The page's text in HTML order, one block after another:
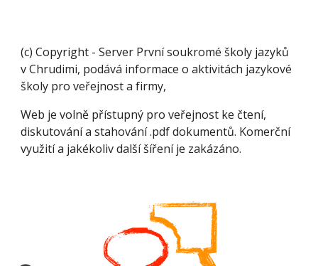
(c) Copyright - Server První soukromé školy jazyků
v Chrudimi, podává informace o aktivitách jazykové
školy pro veřejnost a firmy,
Web je volně přístupný pro veřejnost ke čtení,
diskutování a stahování .pdf dokumentů. Komerční
využití a jakékoliv další šíření je zakázáno.